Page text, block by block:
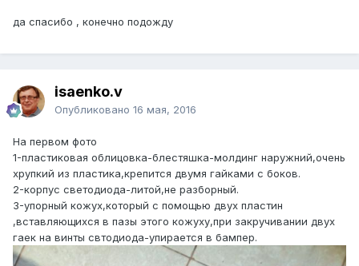
да спасибо , конечно подожду
isaenko.v
Опубликовано 16 мая, 2016
На первом фото
1-пластиковая облицовка-блестяшка-молдинг наружний,очень
хрупкий из пластика,крепится двумя гайками с боков.
2-корпус светодиода-литой,не разборный.
3-упорный кожух,который с помощью двух пластин
,вставляющихся в пазы этого кожуху,при закручивании двух
гаек на винты свтодиода-упирается в бампер.